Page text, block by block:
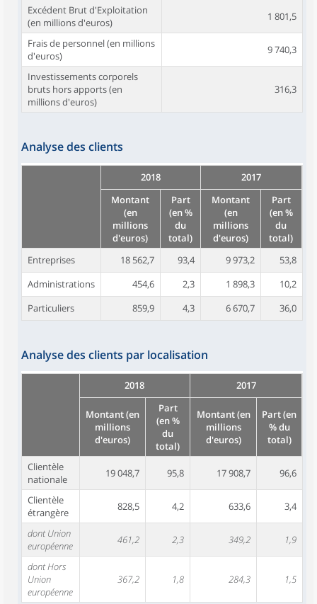
Excédent Brut d'Exploitation
(en millions d'euros)
1 801,5
Frais de personnel (en millions
d'euros)
9 740,3
Investissements corporels
bruts hors apports (en
millions d'euros)
316,3
Analyse des clients
2018
2017
Montant
(en
millions
d'euros)
Part
(en %
du
total)
Montant
(en
millions
d'euros)
Part
(en %
du
total)
Entreprises
18 562,7 93,4 9 973,2
53,8
Administrations
454,6 2,3 1 898,3
10,2
Particuliers
859,9 4,3 6 670,7 36,0
Analyse des clients par localisation
2018 2017
Montant (en
millions
d'euros)
Part
(en %
du
total)
Montant (en
millions
d'euros)
Part (en
% du
total)
Clientèle
nationale
19 048,7 95,8 17 908,7 96,6
Clientèle
étrangère
828,5 4,2 633,6 3,4
dont Union
européenne
461,2 2,3 349,2 1,9
dont Hors
Union
européenne
367,2 1,8 284,3 1,5